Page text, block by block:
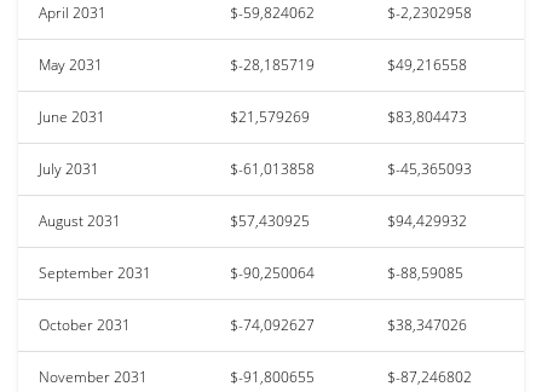
April 2031 $-59,824062 $-2,2302958
May 2031 $-28,185719 $49,216558
June 2031 $21,579269 $83,804473
July 2031 $-61,013858 $-45,365093
August 2031 $57,430925 $94,429932
September 2031 $-90,250064 $-88,59085
October 2031 $-74,092627 $38,347026
November 2031 $-91,800655 $-87,246802